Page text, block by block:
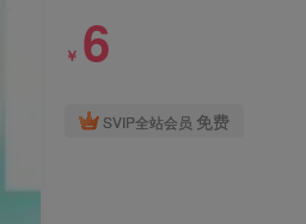
￥ 6
SVIP全站会员 免费